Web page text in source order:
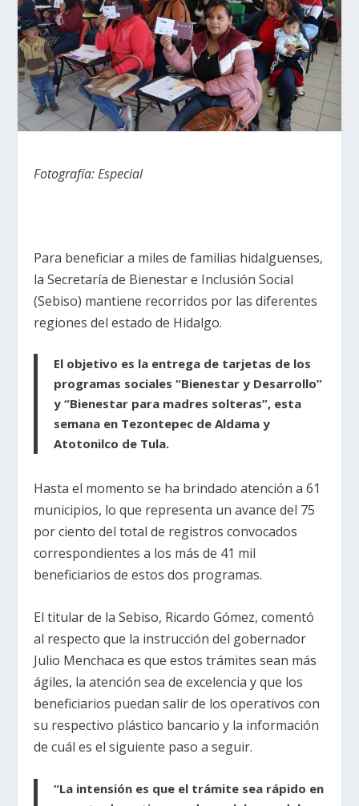
Fotografía: Especial
Para beneficiar a miles de familias hidalguenses,
la Secretaría de Bienestar e Inclusión Social
(Sebiso) mantiene recorridos por las diferentes
regiones del estado de Hidalgo.
El objetivo es la entrega de tarjetas de los
programas sociales “Bienestar y Desarrollo”
y “Bienestar para madres solteras”, esta
semana en Tezontepec de Aldama y
Atotonilco de Tula.
Hasta el momento se ha brindado atención a 61
municipios, lo que representa un avance del 75
por ciento del total de registros convocados
correspondientes a los más de 41 mil
beneficiarios de estos dos programas.
El titular de la Sebiso, Ricardo Gómez, comentó
al respecto que la instrucción del gobernador
Julio Menchaca es que estos trámites sean más
ágiles, la atención sea de excelencia y que los
beneficiarios puedan salir de los operativos con
su respectivo plástico bancario y la información
de cuál es el siguiente paso a seguir.
“La intensión es que el trámite sea rápido en